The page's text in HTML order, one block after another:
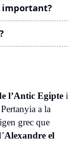
important?
l’Antic Egipte i
a la
grec que
Alexandre el